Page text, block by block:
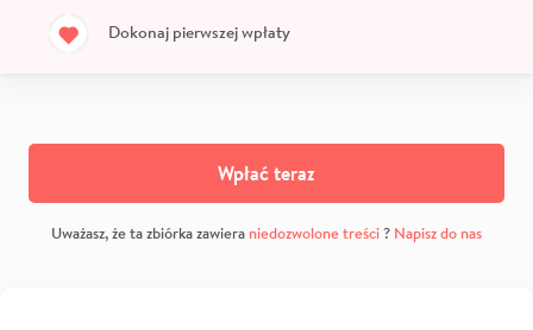
Dokonaj pierwszej wpłaty
Wpłać teraz
Uważasz, że ta zbiórka zawiera niedozwolone treści? Napisz do nas